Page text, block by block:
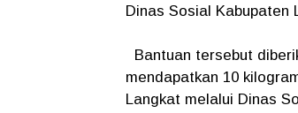
Dinas Sosial Kabupaten
Bantuan tersebut
mendapatkan 10
Langkat melalui Dinas